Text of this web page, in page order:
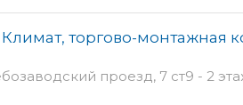
торгово-монтажная
проезд, 7 ст9 - 2